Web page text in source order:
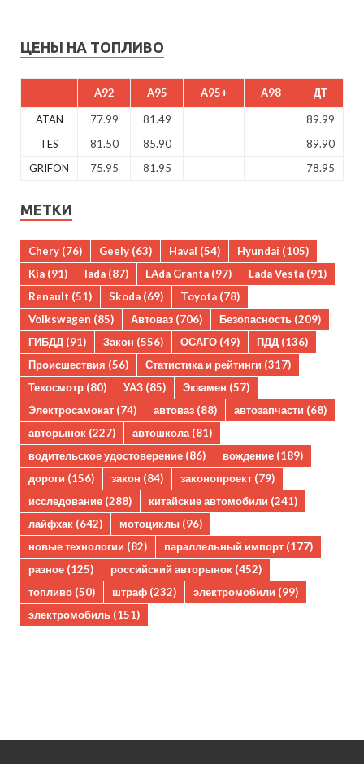
ЦЕНЫ НА ТОПЛИВО
A92 A95 A95+ A98 ДТ
ATAN 77.99 81.49
89.99
TES
81.50 85.90
89.90
GRIFON
75.95 81.95 78.95
МЕТКИ
Chery (76) Geely (63) Haval (54) Hyundai (105)
Kia (91) lada (87) LAda Granta (97) Lada Vesta (91)
Renault (51) Skoda (69) Toyota (78)
Volkswagen (85) Автоваз (706) Безопасность (209)
ГИБДД (91) Закон (556) ОСАГО (49) ПДД (136)
Происшествия (56) Статистика и рейтинги (317)
Техосмотр (80) УАЗ (85) Экзамен (57)
Электросамокат (74) автоваз (88) автозапчасти (68)
авторынок (227) автошкола(81)
водительское удостоверение (86) вождение (189)
дороги (156) закон (84) законопроект (79)
исследование (288) китайские автомобили (241)
лайфхак (642) мотоциклы (96)
новые технологии (82) параллельный импорт (177)
разное (125) российский авторынок (452)
топливо (50) штраф (232) электромобили (99)
электромобиль (151)